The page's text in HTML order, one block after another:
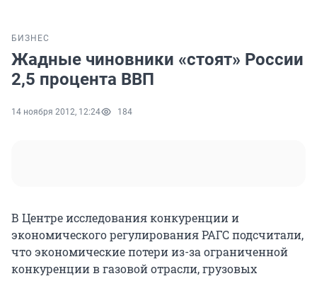
БИЗНЕС
Жадные чиновники «стоят» России
2,5 процента ВВП
14 ноября 2012, 12:24 184
В Центре исследования конкуренции и
экономического регулирования РАГС подсчитали,
что экономические потери из-за ограниченной
конкуренции в газовой отрасли, грузовых